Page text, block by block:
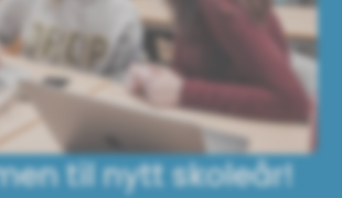
til nytt skoleår!